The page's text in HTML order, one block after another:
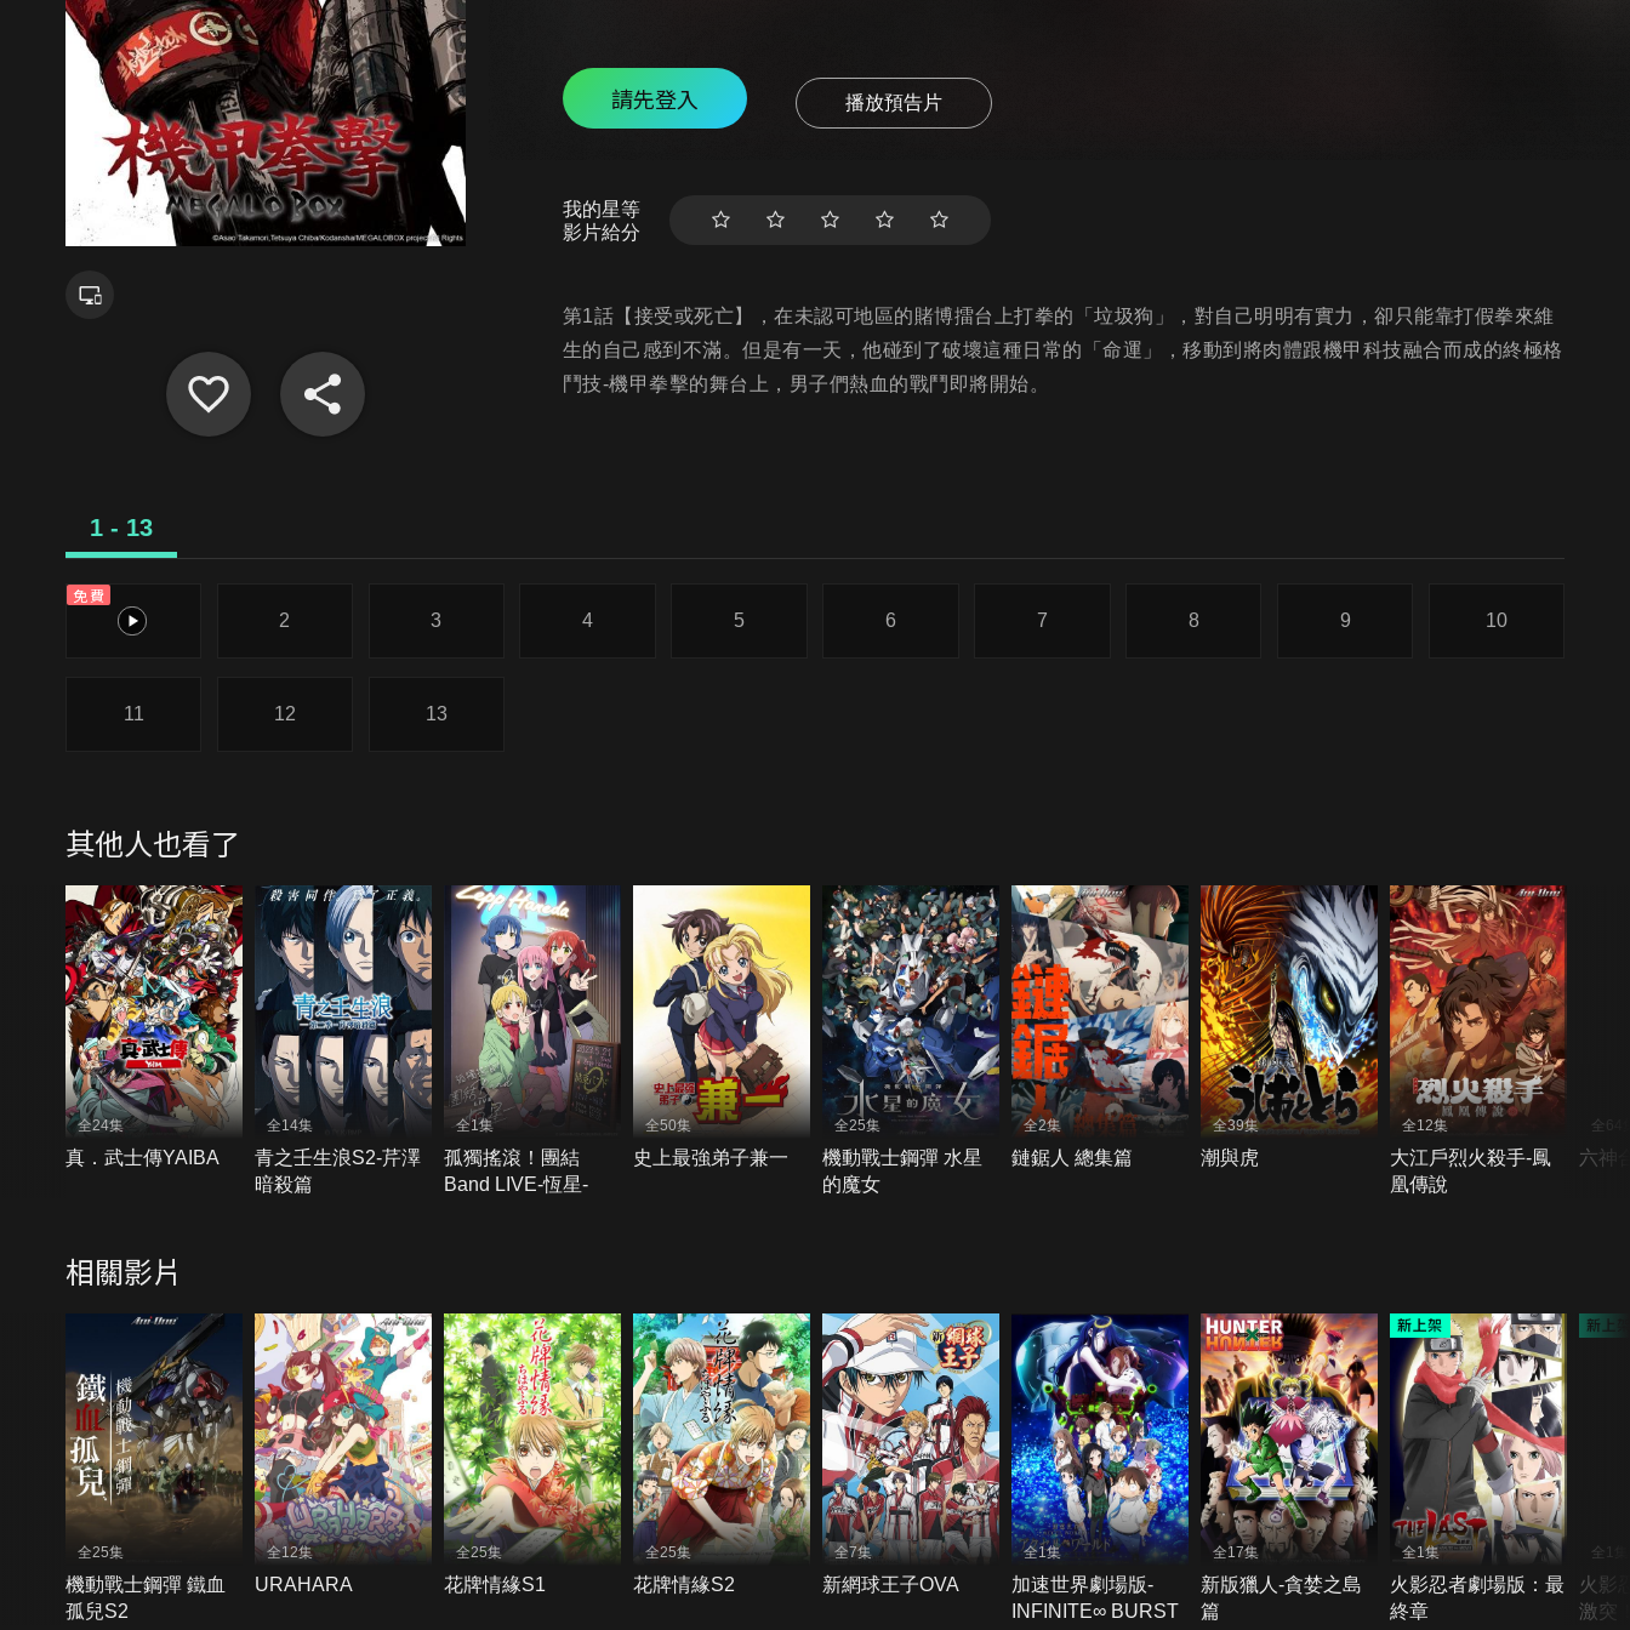
請先登入 播放預告片
我的星等
影片給分
第1話【接受或死亡】，在未認可地區的賭博擂台上打拳的「垃圾狗」，對自己明明有實力，卻只能靠打假拳來維
生的自己感到不滿。但是有一天，他碰到了破壞這種日常的「命運」，移動到將肉體跟機甲科技融合而成的終極格
鬥技-機甲拳擊的舞台上，男子們熱血的戰鬥即將開始。
1 - 13
免費
1
2 3 4 5 6 7 8 9 10
11 12 13
其他人也看了
全24集
真．武士傳YAIBA
全14集
青之壬生浪S2-芹澤
暗殺篇
全1集
孤獨搖滾！團結
Band LIVE-恆星-
全50集
史上最強弟子兼一
全25集
機動戰士鋼彈 水星
的魔女
全2集
鏈鋸人 總集篇
全39集
潮與虎
全12集
大江戶烈火殺手-鳳
凰傳說
全64
六神
相關影片
全25集
機動戰士鋼彈 鐵血
孤兒S2
全12集
URAHARA
全25集
花牌情緣S1
全25集
花牌情緣S2
全7集
新網球王子OVA
全1集
加速世界劇場版-
INFINITE∞ BURST
全17集
新版獵人-貪婪之島
篇
全1集
火影忍者劇場版：最
終章
全1集
火影
激突